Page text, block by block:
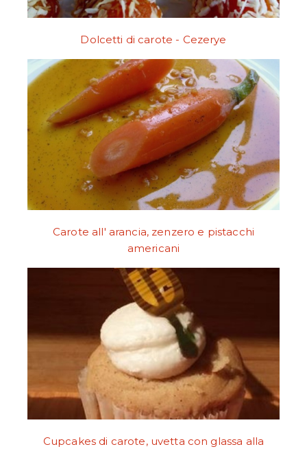
Dolcetti di carote - Cezerye
Carote all' arancia, zenzero e pistacchi
americani
Cupcakes di carote, uvetta con glassa alla